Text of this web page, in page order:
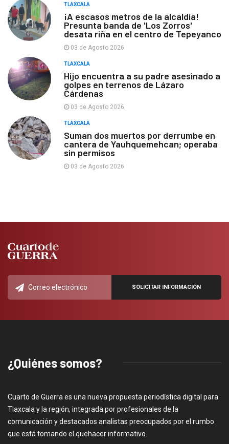
TLAXCALA
¡A escasos metros de la alcaldía!
Presunta banda de 'Los Zorros'
desata riña en el centro de Tepeyanco
03 de Agosto 2026
TLAXCALA
Hijo encuentra a su padre asesinado a
golpes en terrenos de Lázaro
Cárdenas
03 de Agosto 2026
TLAXCALA
Suman dos muertos por derrumbe en
cantera de Yauhquemehcan; operaba
sin permisos
03 de Agosto 2026
¿Quiénes somos?
Cuarto de Guerra es una nueva propuesta periodística digital para
Tlaxcala y la región, integrada por profesionales de la
comunicación y destacados analistas preocupados por el rumbo
que está tomando el quehacer informativo.